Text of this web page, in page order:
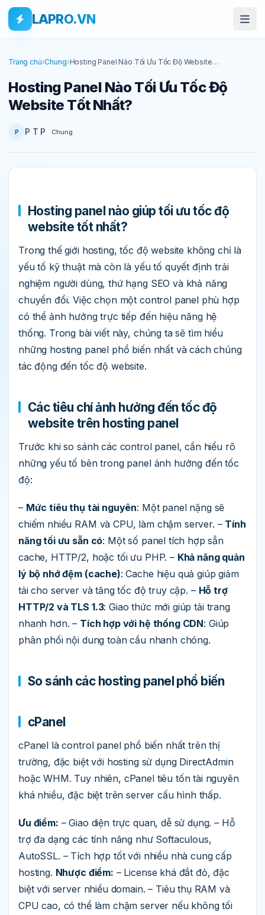
Skip to main content
Bỏ qua tới nội dung
LAPRO.VN
Trang chủ›Chung›Hosting Panel Nào Tối Ưu Tốc Độ Website
Hosting Panel Nào Tối Ưu Tốc Độ
Website Tốt Nhất?
P P T P Chung
Hosting panel nào giúp tối ưu tốc độ
website tốt nhất?
Trong thế giới hosting, tốc độ website không chỉ là
yếu tố kỹ thuật mà còn là yếu tố quyết định trải
nghiệm người dùng, thứ hạng SEO và khả năng
chuyển đổi. Việc chọn một control panel phù hợp
có thể ảnh hưởng trực tiếp đến hiệu năng hệ
thống. Trong bài viết này, chúng ta sẽ tìm hiểu
những hosting panel phổ biến nhất và cách chúng
tác động đến tốc độ website.
Các tiêu chí ảnh hưởng đến tốc độ
website trên hosting panel
Trước khi so sánh các control panel, cần hiểu rõ
những yếu tố bên trong panel ảnh hưởng đến tốc
độ:
– Mức tiêu thụ tài nguyên: Một panel nặng sẽ
chiếm nhiều RAM và CPU, làm chậm server. – Tính
năng tối ưu sẵn có: Một số panel tích hợp sẵn
cache, HTTP/2, hoặc tối ưu PHP. – Khả năng quản
lý bộ nhớ đệm (cache): Cache hiệu quả giúp giảm
tải cho server và tăng tốc độ truy cập. – Hỗ trợ
HTTP/2 và TLS 1.3: Giao thức mới giúp tải trang
nhanh hơn. – Tích hợp với hệ thống CDN: Giúp
phân phối nội dung toàn cầu nhanh chóng.
So sánh các hosting panel phổ biến
cPanel
cPanel là control panel phổ biến nhất trên thị
trường, đặc biệt với hosting sử dụng DirectAdmin
hoặc WHM. Tuy nhiên, cPanel tiêu tốn tài nguyên
khá nhiều, đặc biệt trên server cấu hình thấp.
Ưu điểm: – Giao diện trực quan, dễ sử dụng. – Hỗ
trợ đa dạng các tính năng như Softaculous,
AutoSSL. – Tích hợp tốt với nhiều nhà cung cấp
hosting. Nhược điểm: – License khá đắt đỏ, đặc
biệt với server nhiều domain. – Tiêu thụ RAM và
CPU cao, có thể làm chậm server nếu không tối